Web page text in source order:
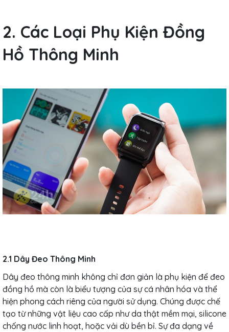
2. Các Loại Phụ Kiện Đồng
Hồ Thông Minh
2.1 Dây Đeo Thông Minh
Dây đeo thông minh không chỉ đơn giản là phụ kiện để đeo
đồng hồ mà còn là biểu tượng của sự cá nhân hóa và thể
hiện phong cách riêng của người sử dụng. Chúng được chế
tạo từ những vật liệu cao cấp như da thật mềm mại, silicone
chống nước linh hoạt, hoặc vải dù bền bỉ. Sự đa dạng về